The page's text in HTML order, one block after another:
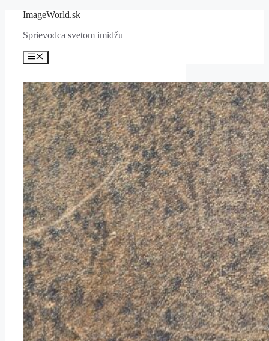
Preskočiť
obsah
ImageWorld.sk
Sprievodca svetom imidžu
Menu